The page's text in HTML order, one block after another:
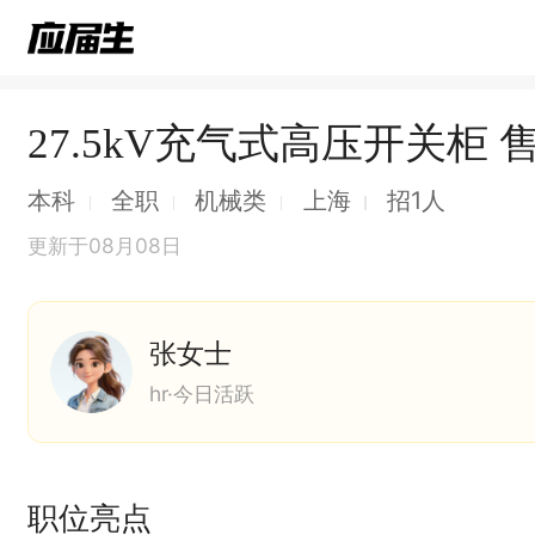
27.5kV充气式高压开关柜
本科 全职 机械类 上海 招1人
更新于08月08日
张女士
hr·今日活跃
职位亮点